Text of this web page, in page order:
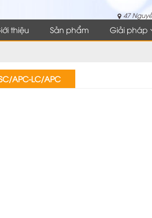
47
thiệu Sản phẩm Giải pháp
APC-LC/APC